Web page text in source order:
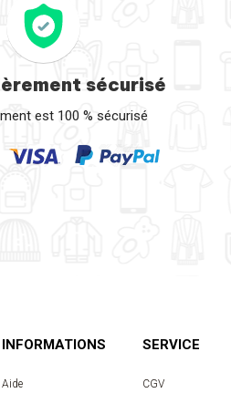
sécurisé
est 100 % sécurisé
INFORMATIONS
Aide
SERVICE
CGV